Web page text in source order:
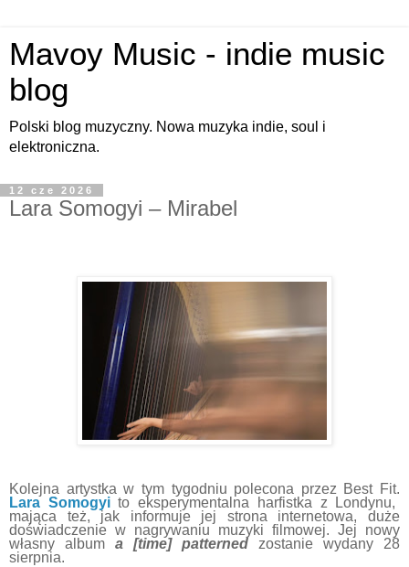
Mavoy Music - indie music
blog
Polski blog muzyczny. Nowa muzyka indie, soul i
elektroniczna.
12 cze 2026
Lara Somogyi – Mirabel
Kolejna artystka w tym tygodniu polecona przez Best Fit.
Lara Somogyito eksperymentalna harfistka z Londynu,
mająca też, jak informuje jej strona internetowa, duże
doświadczenie w nagrywaniu muzyki filmowej. Jej nowy
własny album a [time] patterned zostanie wydany 28
sierpnia.